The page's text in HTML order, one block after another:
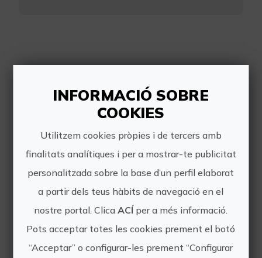
de TRIBIKE
TRAVEL
Vacances i Enduro en la Costa Blanca
INFORMACIÓ SOBRE
COOKIES
Utilitzem cookies pròpies i de tercers amb
finalitats analítiques i per a mostrar-te publicitat
personalitzada sobre la base d’un perfil elaborat
a partir dels teus hàbits de navegació en el
nostre portal. ClicaACÍ per a més informació.
Pots acceptar totes les cookies prement el botó
“Acceptar” o configurar-les prement “Configurar